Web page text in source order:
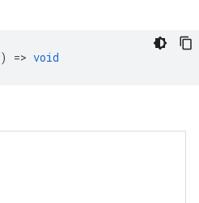
) => void